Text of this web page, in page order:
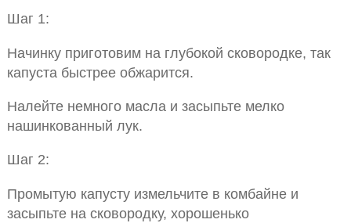
Шаг 1:
Начинку приготовим на глубокой сковородке, так
капуста быстрее обжарится.
Налейте немного масла и засыпьте мелко
нашинкованный лук.
Шаг 2:
Промытую капусту измельчите в комбайне и
засыпьте на сковородку, хорошенько